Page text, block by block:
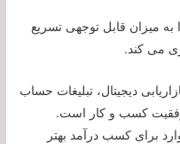
به میزان قابل توجهی تسریع
می کند.
دیجیتال، تبلیغات حساب
کسب و کار است.
برای کسب درآمد بهتر